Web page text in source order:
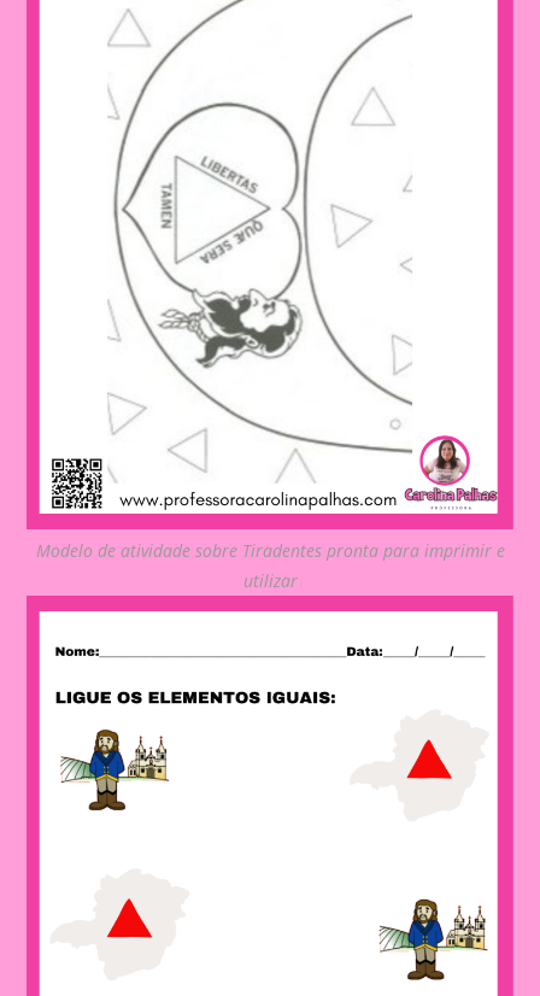
Modelo de atividade sobre Tiradentes pronta para imprimir e
utilizar